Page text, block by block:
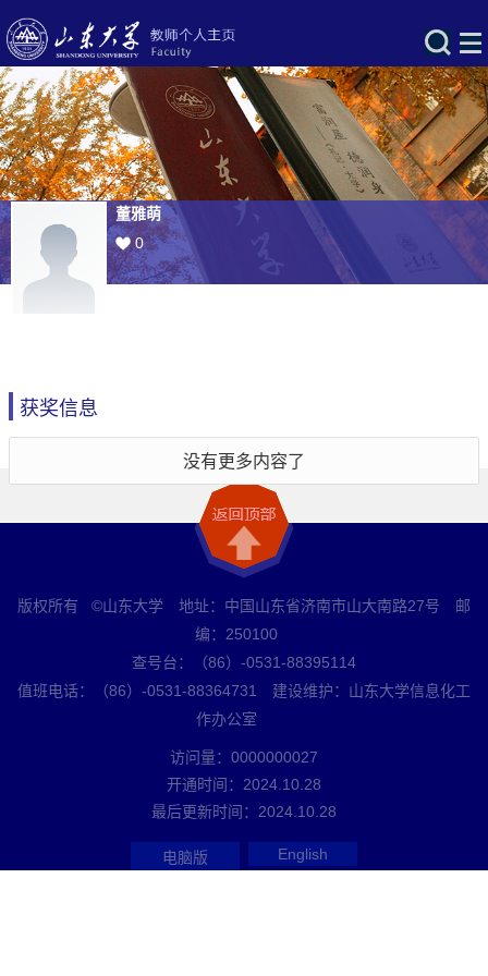
董雅萌
0
获奖信息
没有更多内容了
版权所有 ©山东大学 地址：中国山东省济南市山大南路27号 邮
编：250100
查号台：（86）-0531-88395114
值班电话：（86）-0531-88364731 建设维护：山东大学信息化工
作办公室
访问量： 0000000027
开通时间： 2024 10 28
最后更新时间： 2024 10 28
电脑版 English